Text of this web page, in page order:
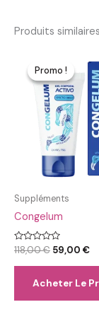
Produits similaires
Promo !
Promo !
Suppléments
Congelum
Note
sur
118,00€ Le
était :
59,00 €Le
Acheter Le